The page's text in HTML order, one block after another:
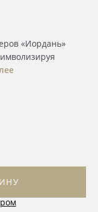
«Иордань»